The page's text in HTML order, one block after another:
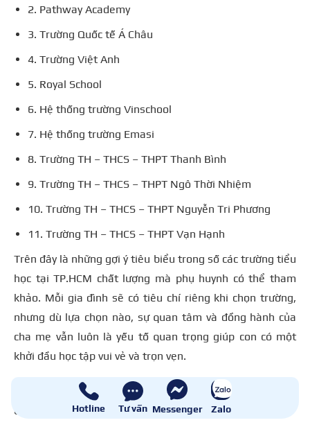
2. Pathway Academy
3. Trường Quốc tế Á Châu
4. Trường Việt Anh
5. Royal School
6. Hệ thống trường Vinschool
7. Hệ thống trường Emasi
8. Trường TH – THCS – THPT Thanh Bình
9. Trường TH – THCS – THPT Ngô Thời Nhiệm
10. Trường TH – THCS – THPT Nguyễn Tri Phương
11. Trường TH – THCS – THPT Vạn Hạnh
Trên đây là những gợi ý tiêu biểu trong số các trường tiểu
học tại TP.HCM chất lượng mà phụ huynh có thể tham
khảo. Mỗi gia đình sẽ có tiêu chí riêng khi chọn trường,
nhưng dù lựa chọn nào, sự quan tâm và đồng hành của
cha mẹ vẫn luôn là yếu tố quan trọng giúp con có một
khởi đầu học tập vui vẻ và trọn vẹn.
Chưa có đánh giá!
Hotline Tư vấn Messenger Zalo